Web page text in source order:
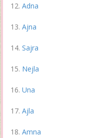
Adna
Ajna
Sajra
Nejla
Una
Ajla
Amna